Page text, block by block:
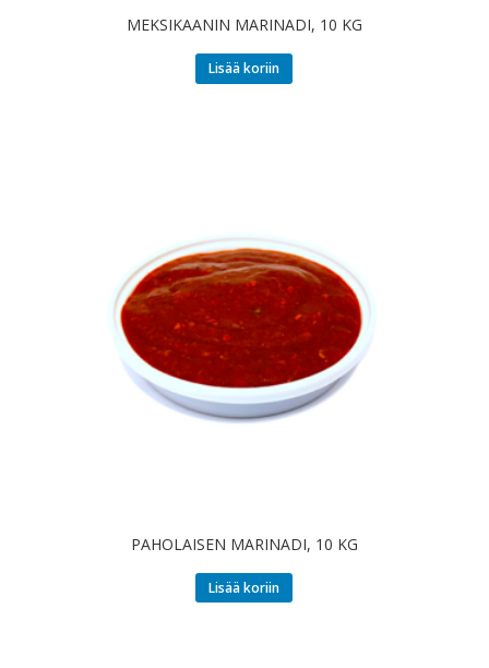
MEKSIKAANIN MARINADI, 10 KG
Lisää koriin
PAHOLAISEN MARINADI, 10 KG
Lisää koriin